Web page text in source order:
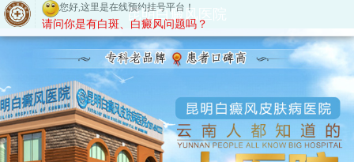
昆明白癜风医院
您好,这里是在线预约挂号平台！
请问你是有白斑、白癜风问题吗？